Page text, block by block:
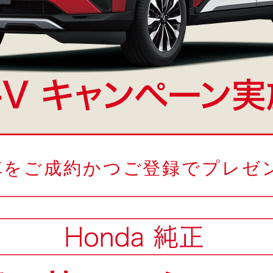
をご成約かつご登録でプレゼ